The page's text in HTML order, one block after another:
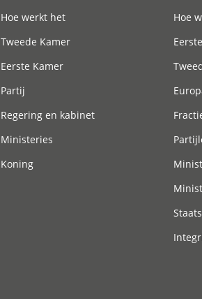
Hoe werkt het
Tweede Kamer
Eerste Kamer
Partij
Regering en kabinet
Ministeries
Koning
Hoe